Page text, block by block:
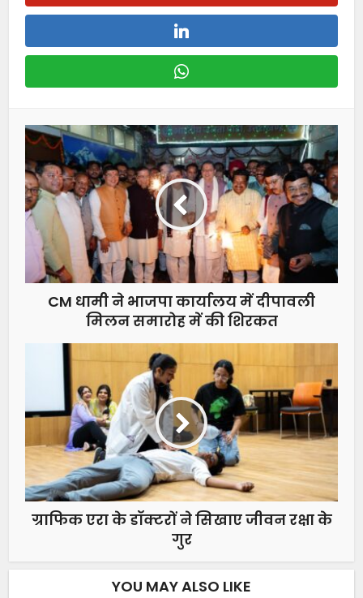
CM धामी ने भाजपा कार्यालय में दीपावली
मिलन समारोह में की शिरकत
ग्राफिक एरा के डॉक्टरों ने सिखाए जीवन रक्षा के
गुर
YOU MAY ALSO LIKE